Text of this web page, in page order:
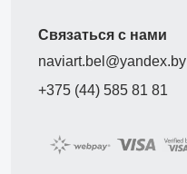
Связаться с нами
naviart.bel@yandex.by
+375 (44) 585 81 81